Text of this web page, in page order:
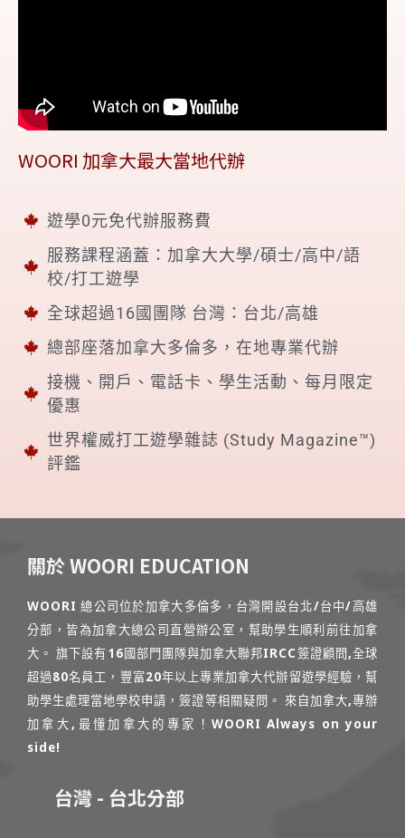
WOORI 加拿大最大當地代辦
遊學0元免代辦服務費
服務課程涵蓋：加拿大大學/碩士/高中/語
校/打工遊學
全球超過16國團隊 台灣：台北/高雄
總部座落加拿大多倫多，在地專業代辦
接機、開戶、電話卡、學生活動、每月限定
優惠
世界權威打工遊學雜誌 (Study Magazine™)
評鑑
關於 WOORI EDUCATION
WOORI 總公司位於加拿大多倫多，台灣開設台北/台中/高雄
分部，皆為加拿大總公司直營辦公室，幫助學生順利前往加拿
大。 旗下設有16國部門團隊與加拿大聯邦IRCC簽證顧問,全球
超過80名員工，豐富20年以上專業加拿大代辦留遊學經驗，幫
助學生處理當地學校申請，簽證等相關疑問。 來自加拿大,專辦
加拿大,最懂加拿大的專家！WOORI Always on your
side!
台灣 - 台北分部